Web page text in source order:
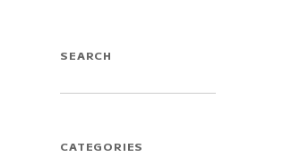
SEARCH
CATEGORIES